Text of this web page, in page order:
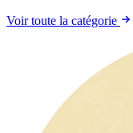
Voir toute la catégorie